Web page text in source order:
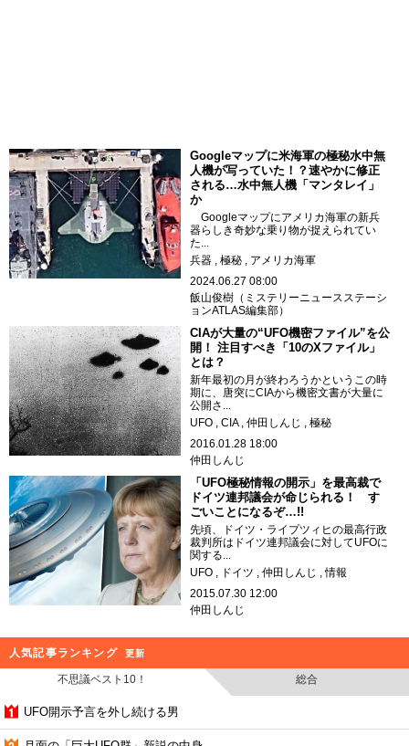
Googleマップに米海軍の極秘水中無
人機が写っていた！？速やかに修正
される…水中無人機「マンタレイ」
か
Googleマップにアメリカ海軍の新兵
器らしき奇妙な乗り物が捉えられてい
た...
兵器
極秘
アメリカ海軍
2024.06.27 08:00
飯山俊樹（ミステリーニュースステーシ
ョンATLAS編集部）
CIAが大量の“UFO機密ファイル”を公
開！ 注目すべき「10のXファイル」
とは？
新年最初の月が終わろうかというこの時
期に、唐突にCIAから機密文書が大量に
公開さ...
UFO
CIA 仲田しんじ
極秘
2016.01.28 18:00
仲田しんじ
「UFO極秘情報の開示」を最高裁で
ドイツ連邦議会が命じられる！ す
ごいことになるぞ…!!
先頃、ドイツ・ライプツィヒの最高行政
裁判所はドイツ連邦議会に対してUFOに
関する...
UFO
ドイツ 仲田しんじ
情報
2015.07.30 12:00
仲田しんじ
人気記事ランキング 更新
不思議ベスト10！ 総合
UFO開示予言を外し続ける男